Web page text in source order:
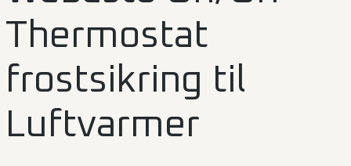
Thermostat
frostsikring til
Luftvarmer